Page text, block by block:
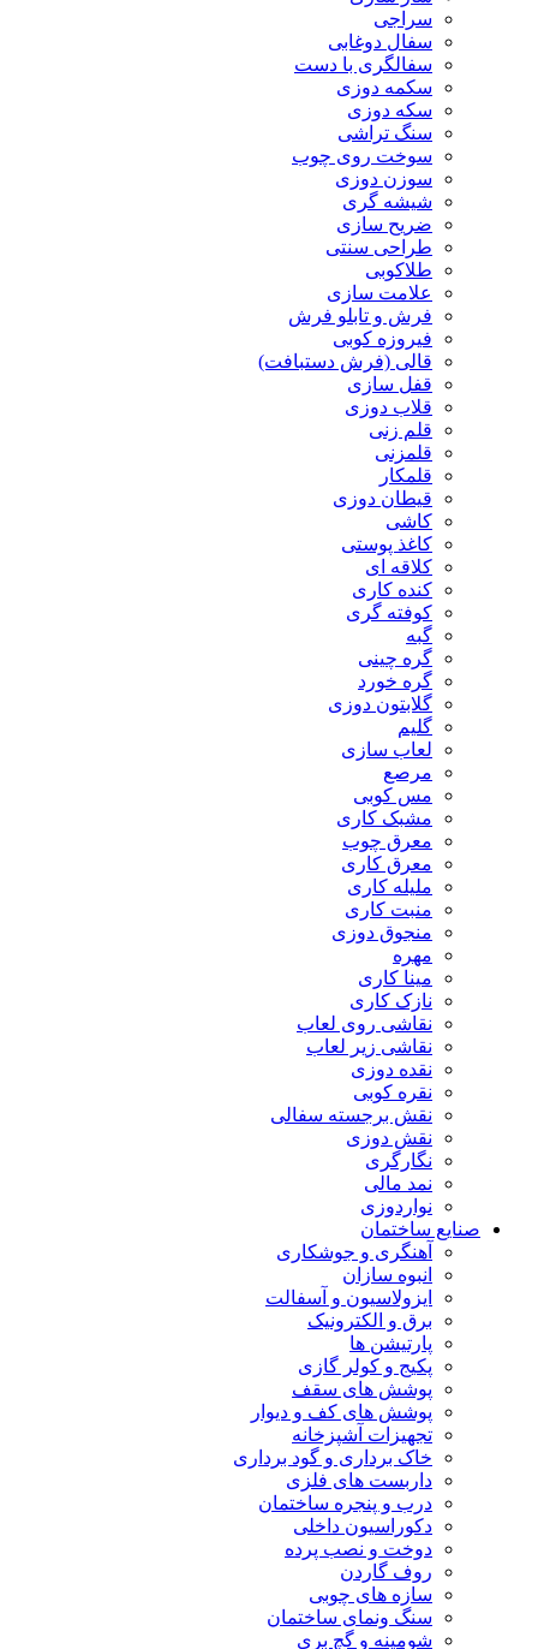
سراجی
سفال دوغابی
سفالگری با دست
سکمه دوزی
سکه دوزی
سنگ تراشی
سوخت روی چوب
سوزن دوزی
شیشه گری
ضریح سازی
طراحی سنتی
طلاکوبی
علامت سازی
فرش و تابلو فرش
فیروزه کوبی
قالی (فرش دستبافت)
قفل سازی
قلاب دوزی
قلم زنی
قلمزنی
قلمکار
قیطان دوزی
کاشی
کاغذ پوستی
کلاقه ای
کنده کاری
کوفته گری
گبه
گره چینی
گره خورد
گلابتون دوزی
گلیم
لعاب سازی
مرصع
مس کوبی
مشبک کاری
معرق چوب
معرق کاری
مليله کاری
منبت کاری
منجوق دوزی
مهره
مینا کاری
نازک کاری
نقاشی روی لعاب
نقاشی زیر لعاب
نقده دوزی
نقره کوبی
نقش برجسته سفالی
نقش دوزی
نگارگری
نمد مالی
نواردوزی
صنایع ساختمان
آهنگری و جوشکاری
انبوه سازان
ایزولاسیون و آسفالت
برق و الکترونیک
پارتیشن ها
پکیج و کولر گازی
پوشش های سقف
پوشش های کف و دیوار
تجهیزات آشپزخانه
خاک برداری و گود برداری
داربست های فلزی
درب و پنجره ساختمان
دکوراسیون داخلی
دوخت و نصب پرده
روف گاردن
سازه های چوبی
سنگ ونمای ساختمان
شومینه و گچ بری